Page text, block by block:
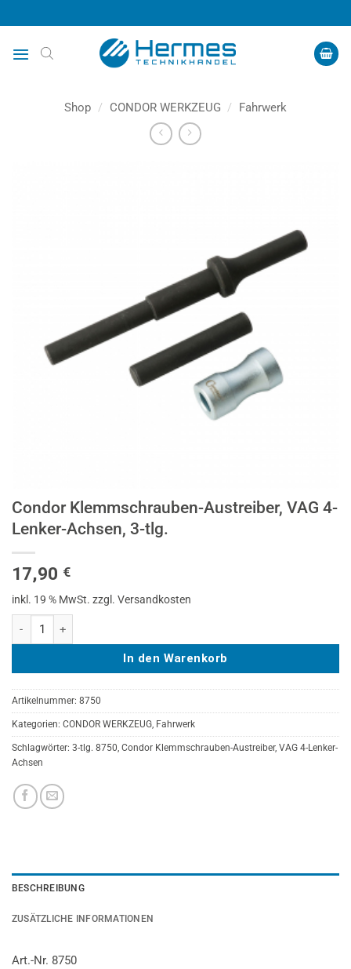
Inhalt
springen
Shop / CONDOR WERKZEUG / Fahrwerk
Condor Klemmschrauben-Austreiber, VAG 4-
Lenker-Achsen, 3-tlg.
17,90 €
inkl. 19 % MwSt. zzgl. Versandkosten
Condor Klemmschrauben-Austreiber, VAG 4-Lenker-Achsen, 3-tlg.
In den Warenkorb
Artikelnummer: 8750
Kategorien: CONDOR WERKZEUG, Fahrwerk
Schlagwörter: 3-tlg. 8750, Condor Klemmschrauben-Austreiber, VAG 4-Lenker-
Achsen
BESCHREIBUNG
ZUSÄTZLICHE INFORMATIONEN
Art.-Nr. 8750